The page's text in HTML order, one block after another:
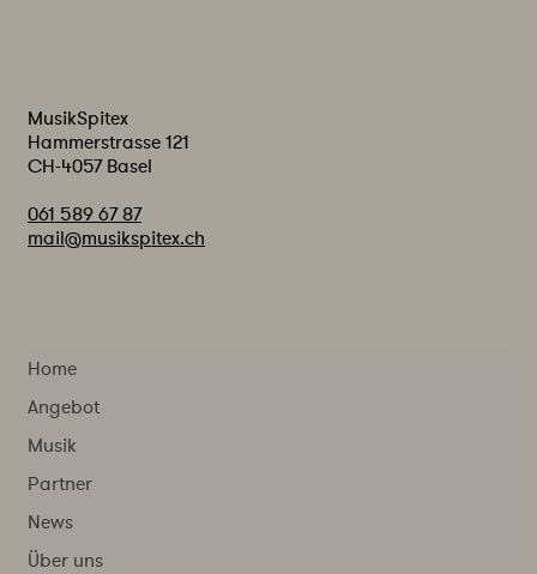
MusikSpitex
Hammerstrasse 121
CH-4057 Basel
061 589 67 87
mail@musikspitex.ch
Home
Angebot
Musik
Partner
News
Über uns